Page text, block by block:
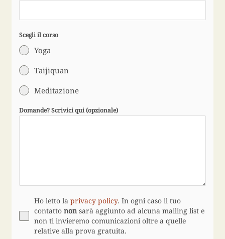
Scegli il corso
Yoga
Taijiquan
Meditazione
Domande? Scrivici qui (opzionale)
Ho letto laprivacy policy. In ogni caso il tuo
contattononsarà aggiunto ad alcuna mailing list e
non ti invieremo comunicazioni oltre a quelle
relative alla prova gratuita.